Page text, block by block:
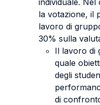
individuale. Nel
la votazione, il
lavoro di
30% sulla
Il lavoro di
quale
degli
di